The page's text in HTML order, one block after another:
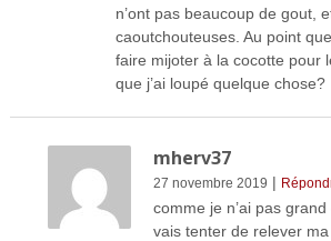
n’ont pas beaucoup de gout,
caoutchouteuses. Au point
faire mijoter à la cocotte pour
que j’ai loupé quelque chose?
mherv37
27 novembre 2019 |
comme je n’ai pas
vais tenter de relever